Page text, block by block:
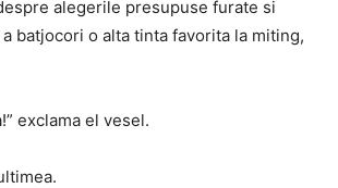
alegerile presupuse furate si
batjocori o alta tinta favorita la miting,
exclama el vesel.